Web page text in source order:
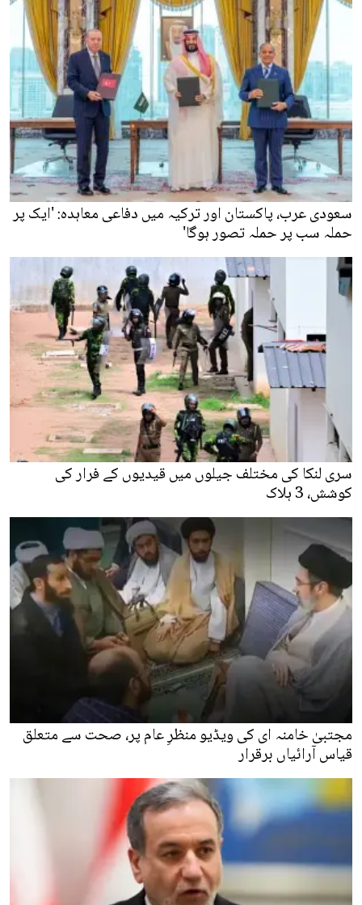
سعودی عرب، پاکستان اور ترکیہ میں دفاعی معاہدہ: 'ایک پر
حملہ سب پر حملہ تصور ہوگا'
سری لنکا کی مختلف جیلوں میں قیدیوں کے فرار کی
کوشش، 3 ہلاک
مجتبیٰ خامنہ ای کی ویڈیو منظرِ عام پر، صحت سے متعلق
قیاس آرائیاں برقرار